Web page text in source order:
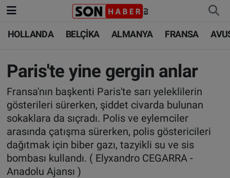
HOLLANDA BELÇİKA ALMANYA FRANSA
Paris'te yine gergin anlar
Fransa'nın başkenti Paris'te sarı yeleklilerin
gösterileri sürerken, şiddet civarda bulunan
sokaklara da sıçradı. Polis ve eylemciler
arasında çatışma sürerken, polis göstericileri
dağıtmak için biber gazı, tazyikli su ve sis
bombası kullandı. ( Elyxandro CEGARRA -
Anadolu Ajansı )
HOLLANDA
BELÇİKA
ALMANYA
FRANSA
AVUSTURYA
SAĞLIK - YAŞAM
HOLLANDA
BELÇİKA
ALMANYA
TÜRKİYE
DÜNYA
BİLİM-TEKNOLOJİ
Nöbetçi Eczaneler
Hava Durumu
Trafik Durumu
Süper Lig Puan Durumu ve Fikstür
Tüm Manşetler
Son Dakika Haberleri